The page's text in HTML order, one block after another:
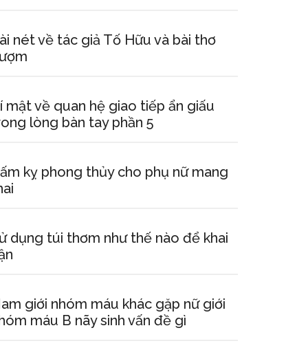
nét về tác giả Tố Hữu và bài thơ
mật về quan hệ giao tiếp ẩn giấu
lòng bàn tay phần 5
kỵ phong thủy cho phụ nữ mang
dụng túi thơm như thế nào để khai
giới nhóm máu khác gặp nữ giới
máu B nãy sinh vấn đề gì